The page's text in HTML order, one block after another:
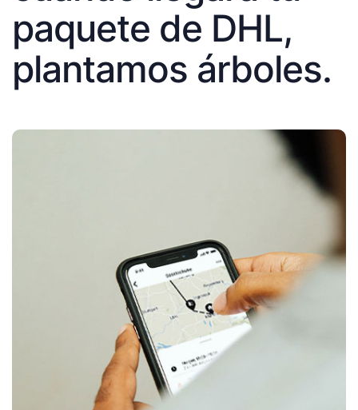
paquete de DHL,
plantamos árboles.